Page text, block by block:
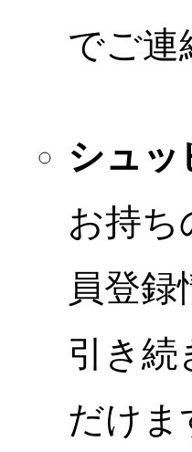
でご連
シュ
お持
員登
引き続
だけま